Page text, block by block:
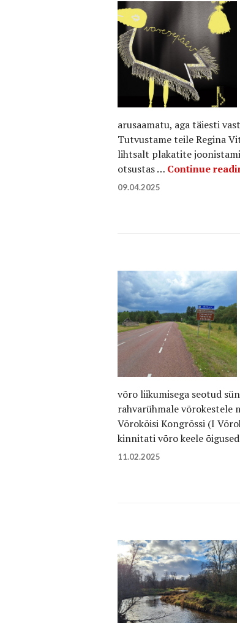
arusaamatu, aga täiesti
Tutvustame teile Regina
lihtsalt plakatite
otsustas … Continue
09.04.2025
võro liikumisega seotud
rahvarühmale võrokestele
Võrokõisi Kongrõssi (I
kinnitati võro keele
11.02.2025